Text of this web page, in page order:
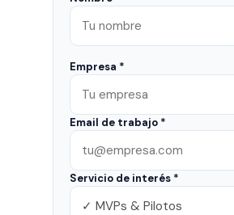
Empresa *
Email de trabajo *
Servicio de interés *